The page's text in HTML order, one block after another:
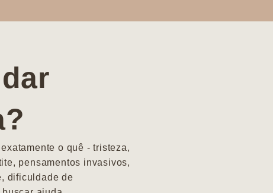
o quê - tristeza,
pensamentos invasivos,
dificuldade de